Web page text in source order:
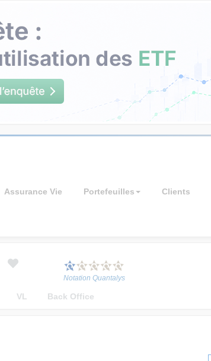
Assurance Vie Portefeuilles Clients
Notation Quantalys
VL Back Office